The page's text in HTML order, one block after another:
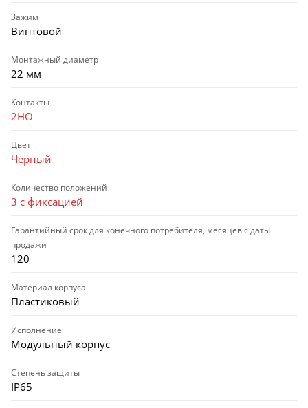
Зажим
Винтовой
Монтажный диаметр
22 мм
Контакты
2НО
Цвет
Черный
Количество положений
3 с фиксацией
Гарантийный срок для конечного потребителя, месяцев с даты
продажи
120
Материал корпуса
Пластиковый
Исполнение
Модульный корпус
Степень защиты
IP65